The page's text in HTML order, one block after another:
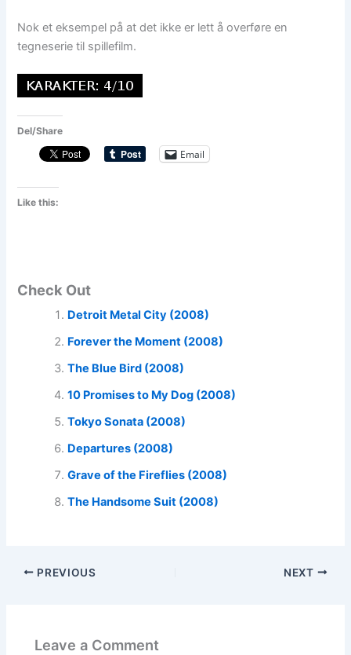
Nok et eksempel på at det ikke er lett å overføre en
tegneserie til spillefilm.
Del/Share
Email
Like this:
Check Out
Detroit Metal City (2008)
Forever the Moment (2008)
The Blue Bird (2008)
10 Promises to My Dog (2008)
Tokyo Sonata (2008)
Departures (2008)
Grave of the Fireflies (2008)
The Handsome Suit (2008)
PREVIOUS NEXT
Leave a Comment